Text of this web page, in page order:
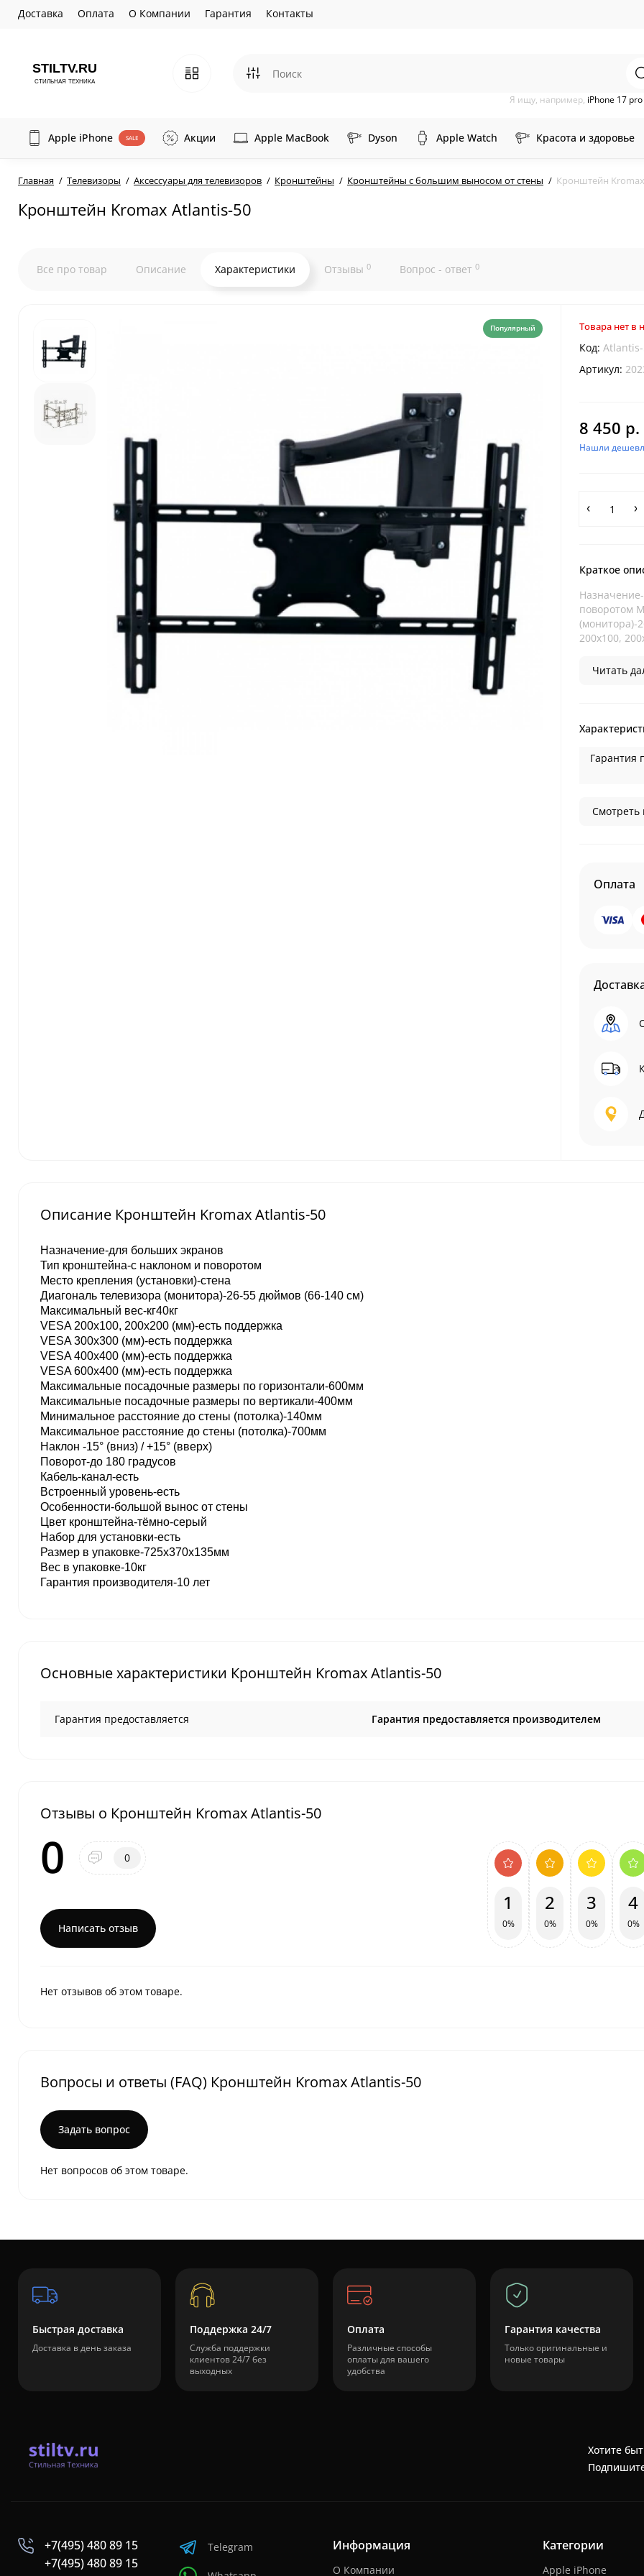
Доставка Оплата О Компании Гарантия Контакты
Я ищу, например, iPhone 17
Apple iPhone SALE Акции Apple MacBook Dyson Apple Watch Красота и здоровье
Главная Телевизоры Аксессуары для телевизоров Кронштейны Кронштейны с большим выносом от стены Кронштейн
Кронштейн Kromax Atlantis-50
Все про товар Описание Характеристики Отзывы 0 Вопрос - ответ 0
Популярный Товара нет в
Код:
Артикул:
8 450 р.
Нашли
Краткое
поворотом
(монитора)-
200x100,
Читать
Гарантия
Смотреть
Оплата
Описание Кронштейн Kromax Atlantis-50
Назначение-для больших экранов
Тип кронштейна-с наклоном и поворотом
Место крепления (установки)-стена
Диагональ телевизора (монитора)-26-55 дюймов (66-140 см)
Максимальный вес-кг40кг
VESA 200x100, 200x200 (мм)-есть поддержка
VESA 300x300 (мм)-есть поддержка
VESA 400x400 (мм)-есть поддержка
VESA 600x400 (мм)-есть поддержка
Максимальные посадочные размеры по горизонтали-600мм
Максимальные посадочные размеры по вертикали-400мм
Минимальное расстояние до стены (потолка)-140мм
Максимальное расстояние до стены (потолка)-700мм
Наклон -15° (вниз) / +15° (вверх)
Поворот-до 180 градусов
Кабель-канал-есть
Встроенный уровень-есть
Особенности-большой вынос от стены
Цвет кронштейна-тёмно-серый
Набор для установки-есть
Размер в упаковке-725x370x135мм
Вес в упаковке-10кг
Гарантия производителя-10 лет
Основные характеристики Кронштейн Kromax Atlantis-50
Гарантия предоставляется Гарантия предоставляется производителем
Отзывы о Кронштейн Kromax Atlantis-50
0 0
Написать отзыв
1
0%
2
0%
3
0%
4
0%
Нет отзывов об этом товаре.
Вопросы и ответы (FAQ) Кронштейн Kromax Atlantis-50
Задать вопрос
Нет вопросов об этом товаре.
Быстрая доставка
Доставка в день заказа
Поддержка 24/7
Служба поддержки
клиентов 24/7 без
выходных
Оплата
Различные способы
оплаты для вашего
удобства
Гарантия качества
Только оригинальные и
новые товары
Хотите
+7(495) 480 89 15
+7(495) 480 89 15
Telegram Информация
О Компании
Категории
Apple iPhone